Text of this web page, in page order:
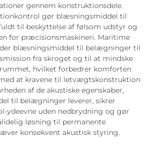
gennem konstruktionsdele.
gør blæsningsmiddel til
til beskyttelse af følsom udstyr og
for præcisionsmaskineri. Maritime
blæsningsmiddel til belægninger til
fra skroget og til at mindske
hvilket forbedrer komforten
at kravene til letvægtskonstruktion
af de akustiske egenskaber,
til belægninger leverer, sikrer
ydeevne uden nedbrydning og gør
løsning til permanente
konsekvent akustisk styring.